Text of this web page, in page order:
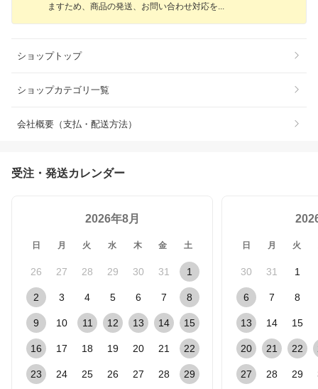
ますため、商品の発送、お問い合わせ対応を
ショップトップ
ショップカテゴリ一覧
会社概要（支払・配送方法）
受注・発送カレンダー
2026年8月
日 月 火 水 木 金 土
26 27 28 29 30 31 1
2 3 4 5 6 7 8
9 10 11 12 13 14 15
16 17 18 19 20 21 22
23 24 25 26 27 28 29
日 月 火
30 31 1
6 7 8
13 14 15
20 21 22
27 28 29